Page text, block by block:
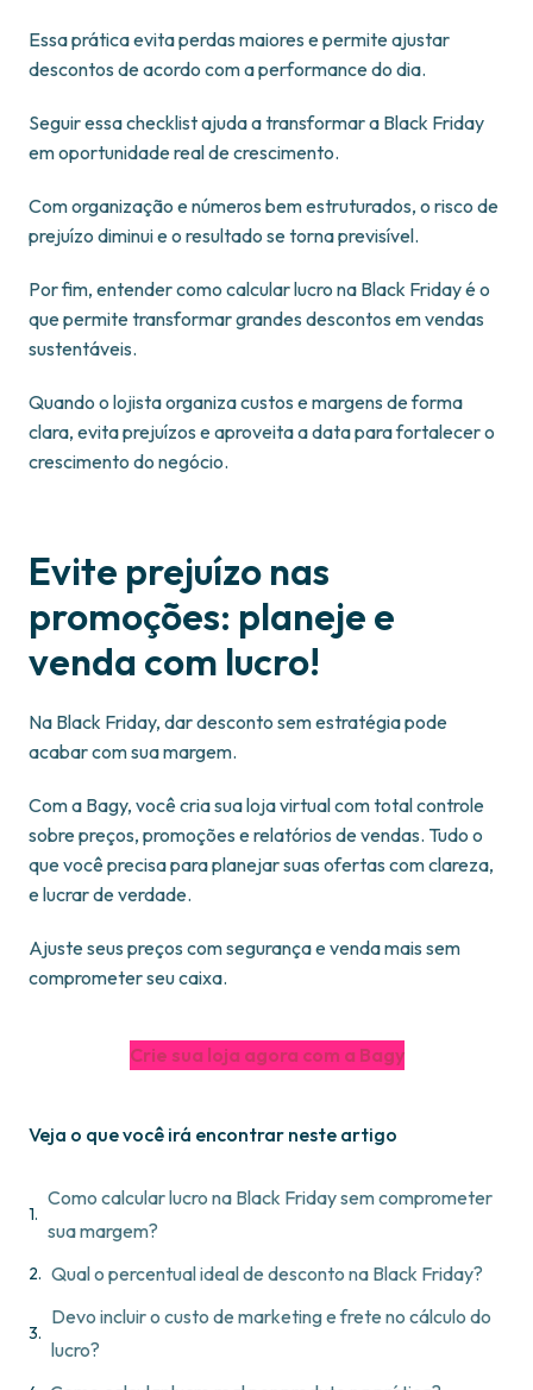
Essa prática evita perdas maiores e permite ajustar
descontos de acordo com a performance do dia.
Seguir essa checklist ajuda a transformar a Black Friday
em oportunidade real de crescimento.
Com organização e números bem estruturados, o risco de
prejuízo diminui e o resultado se torna previsível.
Por fim, entender como calcular lucro na Black Friday é o
que permite transformar grandes descontos em vendas
sustentáveis.
Quando o lojista organiza custos e margens de forma
clara, evita prejuízos e aproveita a data para fortalecer o
crescimento do negócio.
Evite prejuízo nas
promoções: planeje e
venda com lucro!
Na Black Friday, dar desconto sem estratégia pode
acabar com sua margem.
Com a Bagy, você cria sua loja virtual com total controle
sobre preços, promoções e relatórios de vendas. Tudo o
que você precisa para planejar suas ofertas com clareza,
e lucrar de verdade.
Ajuste seus preços com segurança e venda mais sem
comprometer seu caixa.
Crie sua loja agora com a Bagy
Veja o que você irá encontrar neste artigo
Como calcular lucro na Black Friday sem comprometer
sua margem?
Qual o percentual ideal de desconto na Black Friday?
Devo incluir o custo de marketing e frete no cálculo do
lucro?